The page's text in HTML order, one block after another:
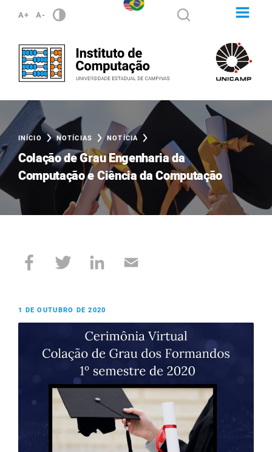
A+ A-
INÍCIO NOTÍCIAS NOTÍCIA
Colação de Grau Engenharia da
Computação e Ciência da Computação
1 DE OUTUBRO DE 2020